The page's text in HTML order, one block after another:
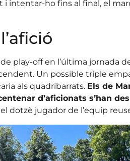
i intentar-ho fins al final, el
play-off en l’última jornada
Un possible triple
als quadribarrats. Els de
d’aficionats s’han
dotzè jugador de l’equip